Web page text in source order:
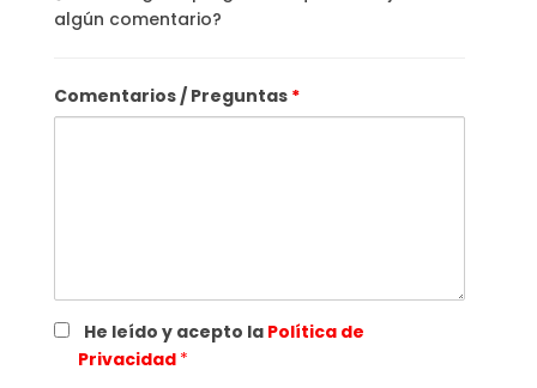
algún comentario?
Comentarios / Preguntas *
He leído y acepto la Política de
Privacidad *